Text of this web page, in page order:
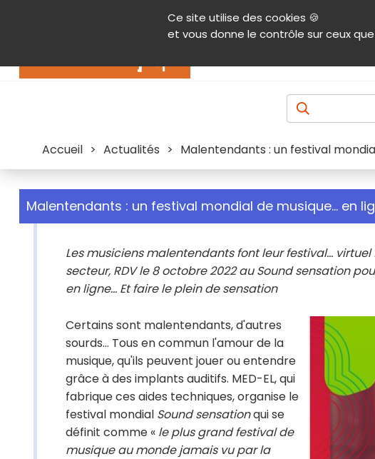
Ce site utilise des cookies 🍪
et vous donne le contrôle sur ceux
Contenu Aide et accessibilité Menu principal
Accueil > Actualités > Malentendants : un festival
Malentendants : un festival mondial de musique... en
Les musiciens malentendants font leur festival...
secteur, RDV le 8 octobre 2022 au Sound sensation
en ligne... Et faire le plein de sensation
Certains sont malentendants, d'autres
sourds... Tous en commun l'amour de la
musique, qu'ils peuvent jouer ou entendre
grâce à des implants auditifs. MED-EL, qui
fabrique ces aides techniques, organise le
festival mondial Sound sensationqui se
définit comme « le plus grand festival de
musique au monde jamais vu par la